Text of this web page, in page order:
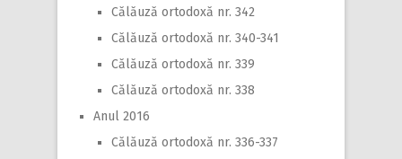
Călăuză ortodoxă nr. 342
Călăuză ortodoxă nr. 340-341
Călăuză ortodoxă nr. 339
Călăuză ortodoxă nr. 338
Anul 2016
Călăuză ortodoxă nr. 336-337